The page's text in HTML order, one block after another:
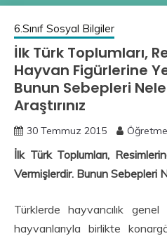
6.Sınıf Sosyal Bilgiler
İlk Türk Toplumları,
Hayvan Figürlerine
Bunun Sebepleri
Araştırınız
30 Temmuz 2015
İlk Türk Toplumları,
Vermişlerdir. Bunun Sebepleri
Türklerde hayvancılık genel
hayvanlarıyla birlikte